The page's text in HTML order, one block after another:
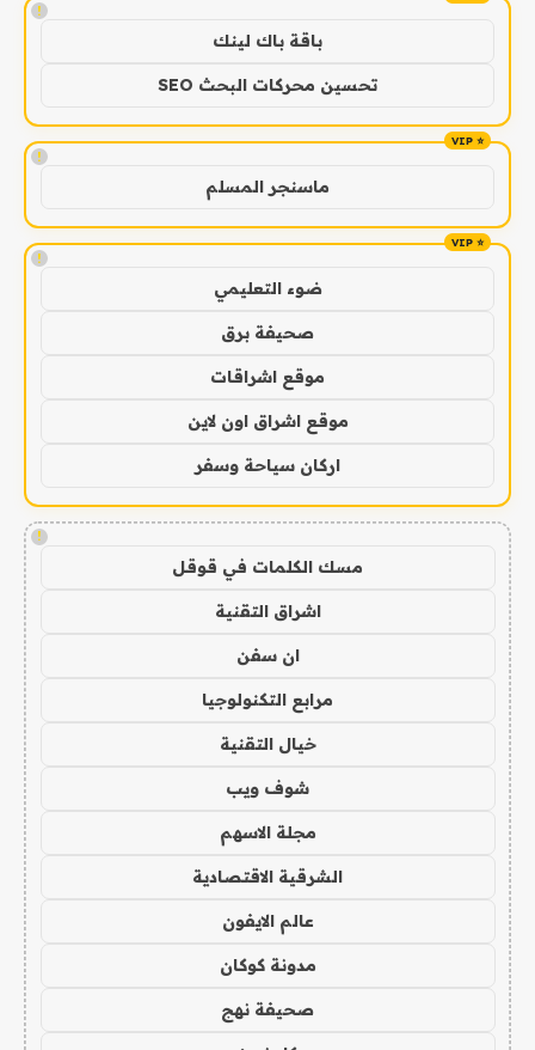
!
باقة باك لينك
تحسين محركات البحث SEO
!
ماسنجر المسلم
!
ضوء التعليمي
صحيفة برق
موقع اشراقات
موقع اشراق اون لاين
اركان سياحة وسفر
!
مسك الكلمات في قوقل
اشراق التقنية
ان سفن
مرابع التكنولوجيا
خيال التقنية
شوف ويب
مجلة الاسهم
الشرقية الاقتصادية
عالم الايفون
مدونة كوكان
صحيفة نهج